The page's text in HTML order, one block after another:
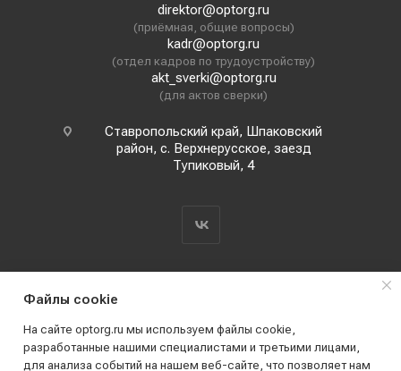
direktor@optorg.ru
(приёмная, общие вопросы)
kadr@optorg.ru
(отдел кадров по трудоустройству)
akt_sverki@optorg.ru
(для актов сверки)
Ставропольский край, Шпаковский
район, с. Верхнерусское, заезд
Тупиковый, 4
Файлы cookie
На сайте optorg.ru мы используем файлы cookie,
разработанные нашими специалистами и третьими лицами,
для анализа событий на нашем веб-сайте, что позволяет нам